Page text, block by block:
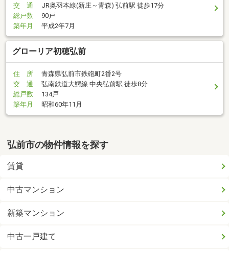
交 通
JR奥羽本線(新庄～青森) 弘前駅 徒歩17分
総戸数
90戸
築年月
平成2年7月
グローリア初穂弘前
住 所
青森県弘前市鉄砲町2番2号
交 通
弘南鉄道大鰐線 中央弘前駅 徒歩8分
総戸数
134戸
築年月
昭和60年11月
弘前市の物件情報を探す
賃貸
中古マンション
新築マンション
中古一戸建て